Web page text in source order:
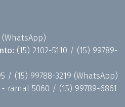
(WhatsApp)
(15) 2102-5110 / (15) 99789-
/ (15) 99788-3219 (WhatsApp)
- ramal 5060 / (15) 99789-6861